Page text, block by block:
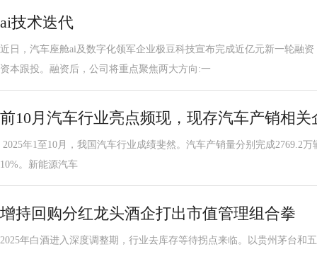
ai技术迭代
近日，汽车座舱ai及数字化领军企业极豆科技宣布完成近亿元新一轮融
资本跟投。融资后，公司将重点聚焦两大方向:一
前10月汽车行业亮点频现，现存汽车产销相关
2025年1至10月，我国汽车行业成绩斐然。汽车产销量分别完成2769.2
10%。新能源汽车
增持回购分红龙头酒企打出市值管理组合拳
2025年白酒进入深度调整期，行业去库存等待拐点来临。以贵州茅台和